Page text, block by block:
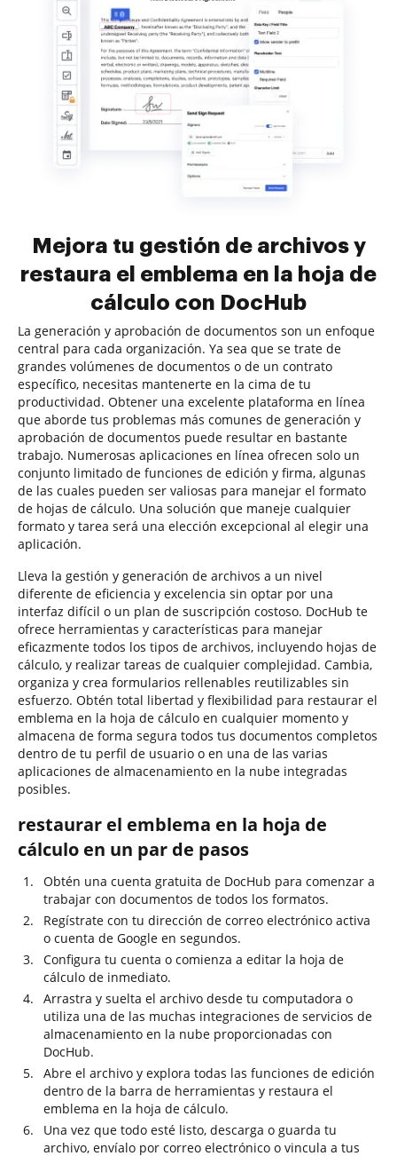
Mejora tu gestión de archivos y
restaura el emblema en la hoja de
cálculo con DocHub
La generación y aprobación de documentos son un enfoque
central para cada organización. Ya sea que se trate de
grandes volúmenes de documentos o de un contrato
específico, necesitas mantenerte en la cima de tu
productividad. Obtener una excelente plataforma en línea
que aborde tus problemas más comunes de generación y
aprobación de documentos puede resultar en bastante
trabajo. Numerosas aplicaciones en línea ofrecen solo un
conjunto limitado de funciones de edición y firma, algunas
de las cuales pueden ser valiosas para manejar el formato
de hojas de cálculo. Una solución que maneje cualquier
formato y tarea será una elección excepcional al elegir una
aplicación.
Lleva la gestión y generación de archivos a un nivel
diferente de eficiencia y excelencia sin optar por una
interfaz difícil o un plan de suscripción costoso. DocHub te
ofrece herramientas y características para manejar
eficazmente todos los tipos de archivos, incluyendo hojas de
cálculo, y realizar tareas de cualquier complejidad. Cambia,
organiza y crea formularios rellenables reutilizables sin
esfuerzo. Obtén total libertad y flexibilidad para restaurar el
emblema en la hoja de cálculo en cualquier momento y
almacena de forma segura todos tus documentos completos
dentro de tu perfil de usuario o en una de las varias
aplicaciones de almacenamiento en la nube integradas
posibles.
restaurar el emblema en la hoja de
cálculo en un par de pasos
Obtén una cuenta gratuita de DocHub para comenzar a
trabajar con documentos de todos los formatos.
Regístrate con tu dirección de correo electrónico activa
o cuenta de Google en segundos.
Configura tu cuenta o comienza a editar la hoja de
cálculo de inmediato.
Arrastra y suelta el archivo desde tu computadora o
utiliza una de las muchas integraciones de servicios de
almacenamiento en la nube proporcionadas con
DocHub.
Abre el archivo y explora todas las funciones de edición
dentro de la barra de herramientas y restaura el
emblema en la hoja de cálculo.
Una vez que todo esté listo, descarga o guarda tu
archivo, envíalo por correo electrónico o vincula a tus